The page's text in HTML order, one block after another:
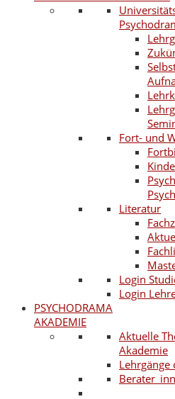
Fort- und
Literatur
Login
Login
PSYCHODRAMA
AKADEMIE
Aktuelle
Akademie
Lehrgänge